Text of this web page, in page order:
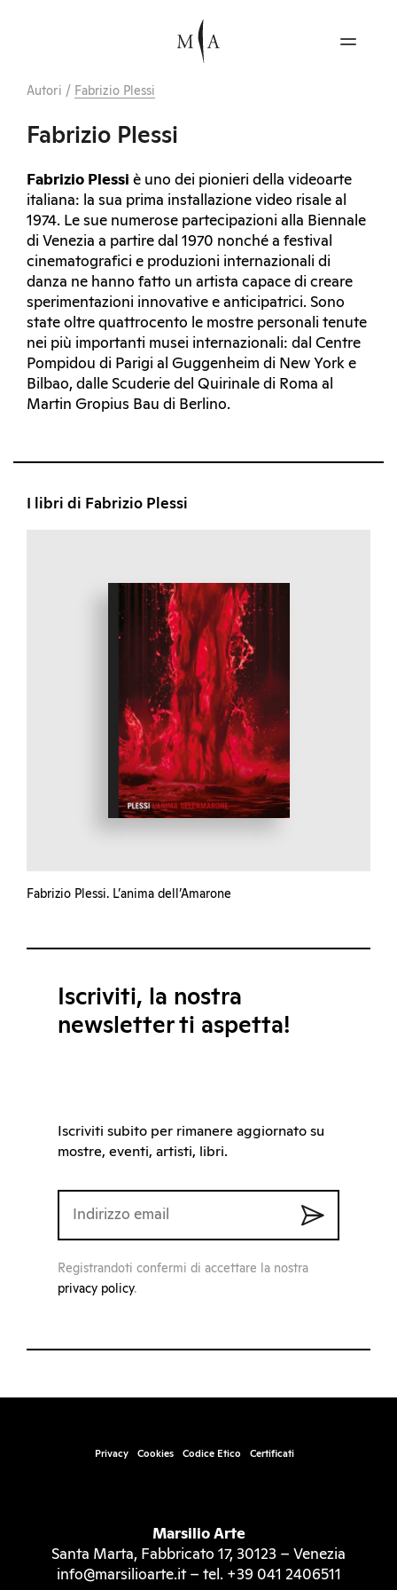
Autori / Fabrizio Plessi
Fabrizio Plessi
Fabrizio Plessi è uno dei pionieri della videoarte
italiana: la sua prima installazione video risale al
1974. Le sue numerose partecipazioni alla Biennale
di Venezia a partire dal 1970 nonché a festival
cinematografici e produzioni internazionali di
danza ne hanno fatto un artista capace di creare
sperimentazioni innovative e anticipatrici. Sono
state oltre quattrocento le mostre personali tenute
nei più importanti musei internazionali: dal Centre
Pompidou di Parigi al Guggenheim di New York e
Bilbao, dalle Scuderie del Quirinale di Roma al
Martin Gropius Bau di Berlino.
I libri di Fabrizio Plessi
Fabrizio Plessi. L’anima dell’Amarone
Iscriviti, la nostra
newsletter ti aspetta!
Iscriviti subito per rimanere aggiornato su
mostre, eventi, artisti, libri.
Registrandoti confermi di accettare la nostra
privacy policy.
Privacy Cookies Codice Etico Certificati
Marsilio Arte
Santa Marta, Fabbricato 17, 30123 – Venezia
info@marsilioarte.it – tel. +39 041 2406511